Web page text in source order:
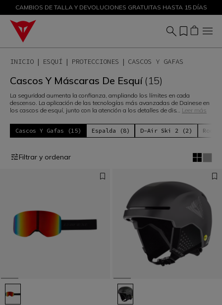
DESCUENTOS DE HASTA EL 50 % – ¡COMPRA AHORA
CAMBIOS DE TALLA Y DEVOLUCIONES GRATUITAS HASTA 15 DÍAS
INICIO ESQUÍ PROTECCIONES CASCOS Y GAFAS
Cascos Y Máscaras De Esquí (15)
La seguridad aumenta la confianza, ampliando los límites en cada
descenso. La aplicación de las tecnologías más avanzadas de Dainese en
los cascos de esquí, junto con la atención a los detalles de dis... Leer más
Cascos Y Gafas (15) Espalda (8) D-Air Ski 2 (2)
Filtrar y ordenar